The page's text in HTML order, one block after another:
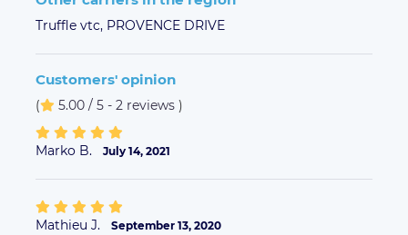
Truffle vtc, PROVENCE DRIVE
Customers' opinion
( 5.00 / 5 - 2 reviews )
Marko B. July 14, 2021
Mathieu J. September 13, 2020